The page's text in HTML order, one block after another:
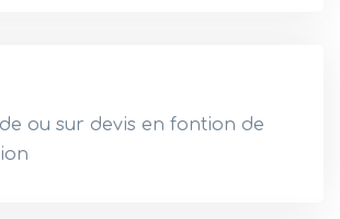
ou sur devis en fontion de